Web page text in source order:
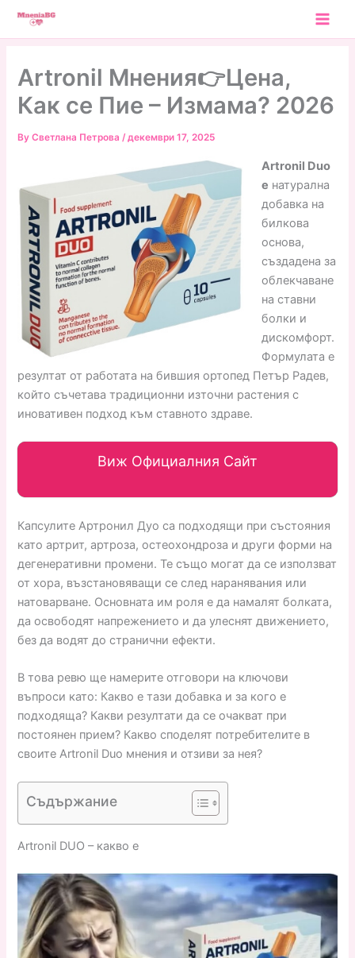
Skip
Artronil Мнения👉Цена,
Как се Пие – Измама? 2026
ByСветлана Петрова/декември 17, 2025
Artronil Duo
е натурална
добавка на
билкова
основа,
създадена за
облекчаване
на ставни
болки и
дискомфорт.
Формулата е
резултат от работата на бившия ортопед Петър Радев,
който съчетава традиционни източни растения с
иновативен подход към ставното здраве.
Виж Официалния Сайт
Капсулите Артронил Дуо са подходящи при състояния
като артрит, артроза, остеохондроза и други форми на
дегенеративни промени. Те също могат да се използват
от хора, възстановяващи се след наранявания или
натоварване. Основната им роля е да намалят болката,
да освободят напрежението и да улеснят движението,
без да водят до странични ефекти.
В това ревю ще намерите отговори на ключови
въпроси като: Какво е тази добавка и за кого е
подходяща? Какви резултати да се очакват при
постоянен прием? Какво споделят потребителите в
своите Artronil Duo мнения и отзиви за нея?
Съдържание
Artronil DUO – какво е